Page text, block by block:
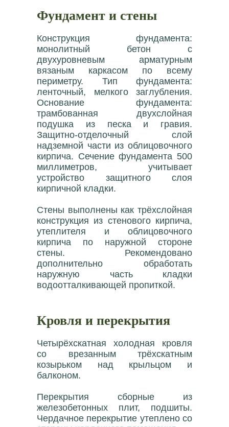
Фундамент и стены
Конструкция фундамента:
монолитный бетон с
двухуровневым арматурным
вязаным каркасом по всему
периметру. Тип фундамента:
ленточный, мелкого заглубления.
Основание фундамента:
трамбованная двухслойная
подушка из песка и гравия.
Защитно-отделочный слой
надземной части из облицовочного
кирпича. Сечение фундамента 500
миллиметров, учитывает
устройство защитного слоя
кирпичной кладки.
Стены выполнены как трёхслойная
конструкция из стенового кирпича,
утеплителя и облицовочного
кирпича по наружной стороне
стены. Рекомендовано
дополнительно обработать
наружную часть кладки
водоотталкивающей пропиткой.
Кровля и перекрытия
Четырёхскатная холодная кровля
со врезанным трёхскатным
козырьком над крыльцом и
балконом.
Перекрытия сборные из
железобетонных плит, подшиты.
Чердачное перекрытие утеплено со